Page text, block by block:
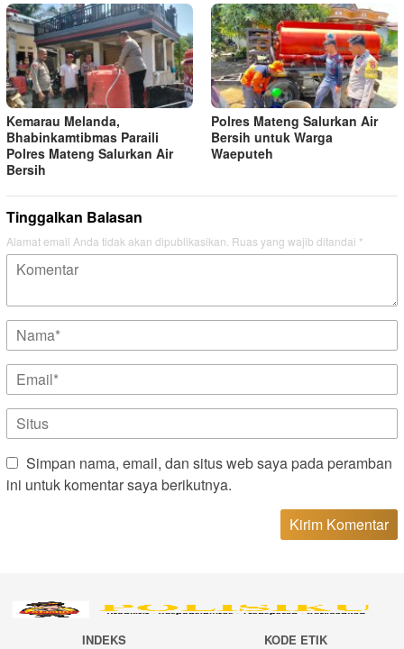
Kemarau Melanda,
Bhabinkamtibmas Paraili
Polres Mateng Salurkan Air
Bersih
Polres Mateng Salurkan Air
Bersih untuk Warga
Waeputeh
Tinggalkan Balasan
Alamat email Anda tidak akan dipublikasikan. Ruas yang wajib ditandai *
Simpan nama, email, dan situs web saya pada peramban
ini untuk komentar saya berikutnya.
INDEKS
KODE ETIK